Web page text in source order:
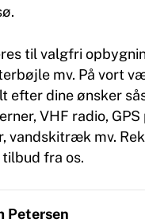
til valgfri
mv. På vort
efter dine ønsker
VHF radio,
vandskitræk mv.
fra os.
Petersen